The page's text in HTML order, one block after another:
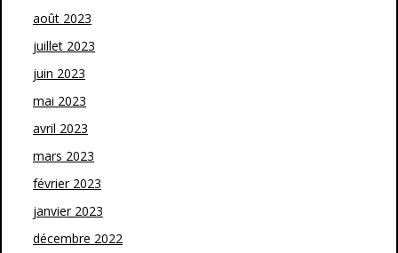
août 2023
juillet 2023
juin 2023
mai 2023
avril 2023
mars 2023
février 2023
janvier 2023
décembre 2022